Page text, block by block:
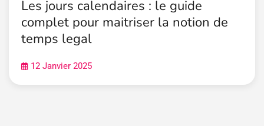
Les jours calendaires : le guide
complet pour maitriser la notion de
temps legal
12 Janvier 2025